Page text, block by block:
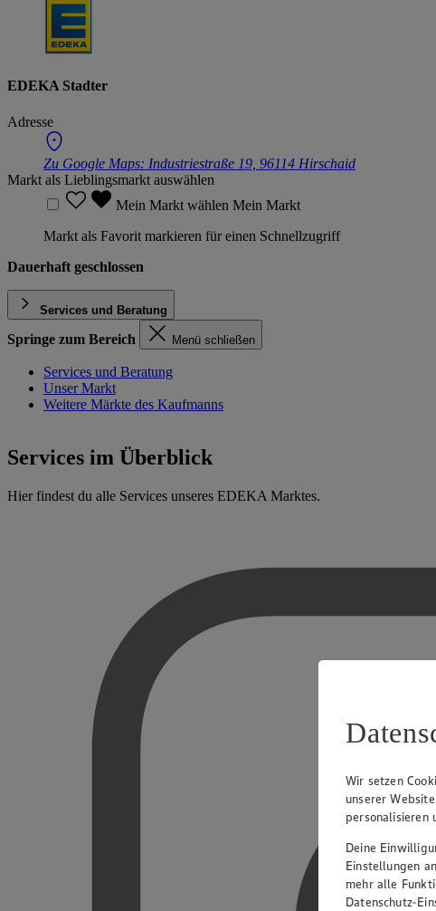
EDEKA Stadter
Adresse
Zu Google Maps: Industriestraße 19, 96114 Hirschaid
Markt als Lieblingsmarkt auswählen
Mein Markt wählen Mein Markt
Markt als Favorit markieren für einen Schnellzugriff
Dauerhaft geschlossen
Services und Beratung
Springe zum Bereich Menü schließen
Services und Beratung
Unser Markt
Weitere Märkte des Kaufmanns
Services im Überblick
Hier findest du alle Services unseres EDEKA Marktes.
Wir setzen
unserer
personalisieren
Deine
Einstellungen
mehr alle
Datenschutz-